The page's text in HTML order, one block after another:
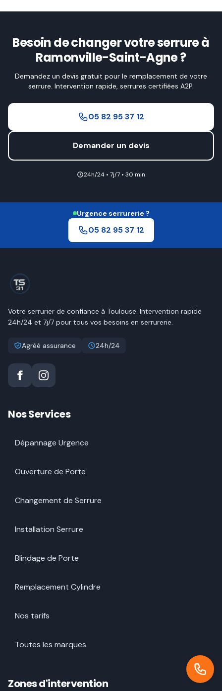
Besoin de changer votre serrure à
Ramonville-Saint-Agne ?
Demandez un devis gratuit pour le remplacement de votre
serrure. Intervention rapide, serrures certifiées A2P.
05 82 95 37 12
Demander un devis
24h/24 • 7j/7 • 30 min
Urgence serrurerie ?
05 82 95 37 12
Votre serrurier de confiance à Toulouse. Intervention rapide
24h/24 et 7j/7 pour tous vos besoins en serrurerie.
Agréé assurance 24h/24
Nos Services
Dépannage Urgence
Ouverture de Porte
Changement de Serrure
Installation Serrure
Blindage de Porte
Remplacement Cylindre
Nos tarifs
Toutes les marques
Zones d'intervention